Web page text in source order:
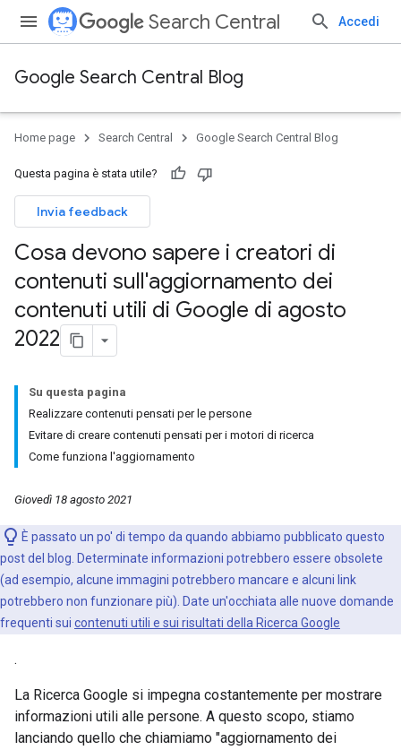
Search Central Accedi
Google Search Central Blog
Home page Search Central Google Search Central Blog
Questa pagina è stata utile?
Invia feedback
Cosa devono sapere i creatori di
contenuti sull'aggiornamento dei
contenuti utili di Google di agosto
2022
Su questa pagina
Realizzare contenuti pensati per le persone
Evitare di creare contenuti pensati per i motori di ricerca
Come funziona l'aggiornamento
Giovedì 18 agosto 2021
È passato un po' di tempo da quando abbiamo pubblicato questo
post del blog. Determinate informazioni potrebbero essere obsolete
(ad esempio, alcune immagini potrebbero mancare e alcuni link
potrebbero non funzionare più). Date un'occhiata alle nuove domande
frequenti sui contenuti utili e sui risultati della Ricerca Google
.
La Ricerca Google si impegna costantemente per mostrare
informazioni utili alle persone. A questo scopo, stiamo
lanciando quello che chiamiamo "aggiornamento dei